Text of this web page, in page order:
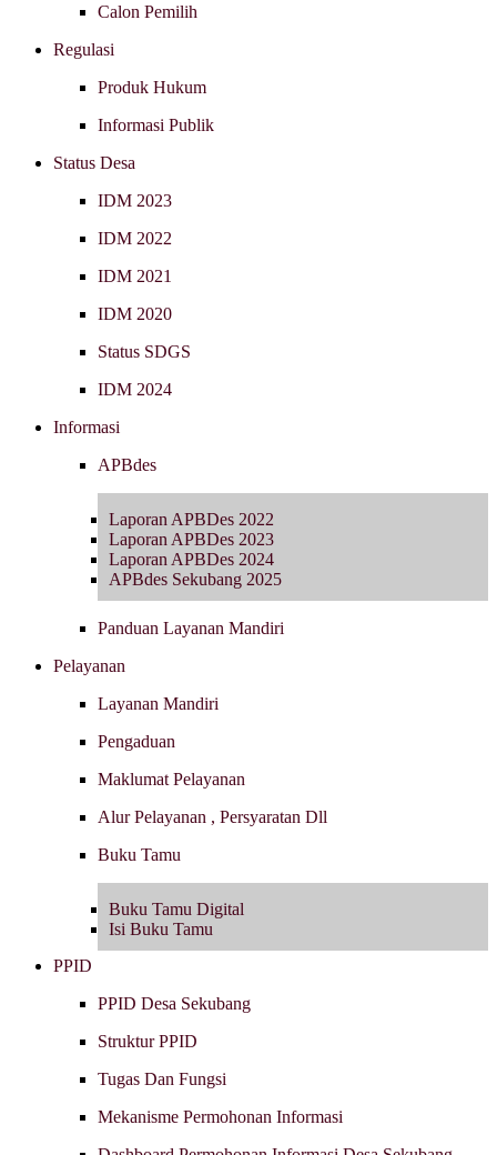
Calon Pemilih
Regulasi
Produk Hukum
Informasi Publik
Status Desa
IDM 2023
IDM 2022
IDM 2021
IDM 2020
Status SDGS
IDM 2024
Informasi
APBdes
Laporan APBDes 2022
Laporan APBDes 2023
Laporan APBDes 2024
APBdes Sekubang 2025
Panduan Layanan Mandiri
Pelayanan
Layanan Mandiri
Pengaduan
Maklumat Pelayanan
Alur Pelayanan , Persyaratan Dll
Buku Tamu
Buku Tamu Digital
Isi Buku Tamu
PPID
PPID Desa Sekubang
Struktur PPID
Tugas Dan Fungsi
Mekanisme Permohonan Informasi